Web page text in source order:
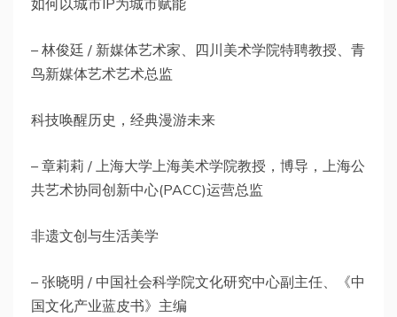
如何以城市IP为城市赋能
– 林俊廷 / 新媒体艺术家、四川美术学院特聘教授、青
鸟新媒体艺术艺术总监
科技唤醒历史，经典漫游未来
– 章莉莉 / 上海大学上海美术学院教授，博导，上海公
共艺术协同创新中心(PACC)运营总监
非遗文创与生活美学
– 张晓明 / 中国社会科学院文化研究中心副主任、《中
国文化产业蓝皮书》主编